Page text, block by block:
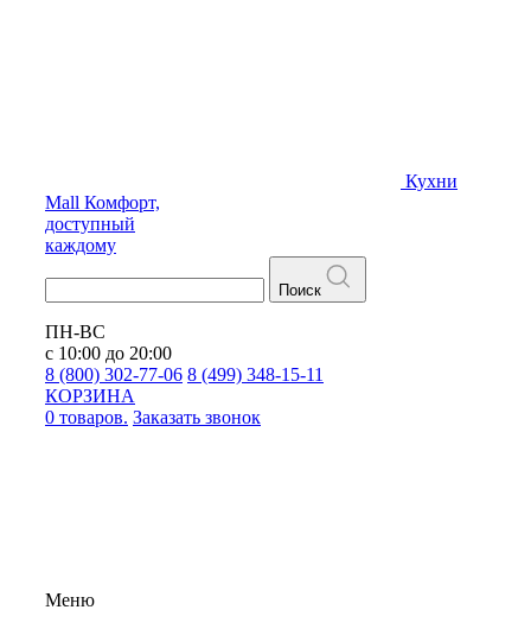
Кухни
Mall Комфорт,
доступный
каждому
Поиск
ПН-ВС
с 10:00 до 20:00
8 (800) 302-77-06 8 (499) 348-15-11
КОРЗИНА
0 товаров. Заказать звонок
Меню